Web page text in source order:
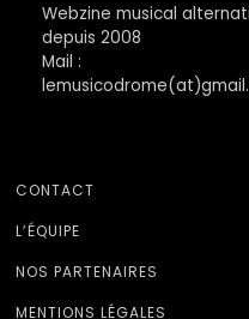
Webzine musical
depuis 2008
Mail :
CONTACT
L’ÉQUIPE
NOS PARTENAIRES
MENTIONS LÉGALES